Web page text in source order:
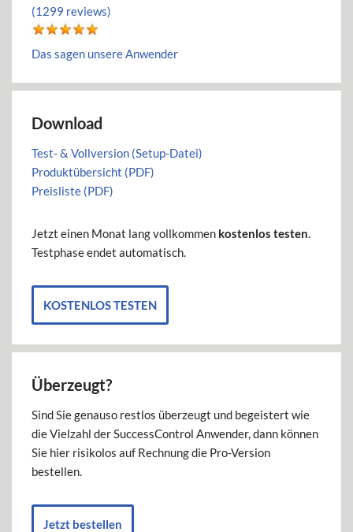
(1299 reviews)
Das sagen unsere Anwender
Download
Test- & Vollversion (Setup-Datei)
Produktübersicht (PDF)
Preisliste (PDF)
Jetzt einen Monat lang vollkommen kostenlos testen.
Testphase endet automatisch.
KOSTENLOS TESTEN
Überzeugt?
Sind Sie genauso restlos überzeugt und begeistert wie
die Vielzahl der SuccessControl Anwender, dann können
Sie hier risikolos auf Rechnung die Pro-Version
bestellen.
Jetzt bestellen